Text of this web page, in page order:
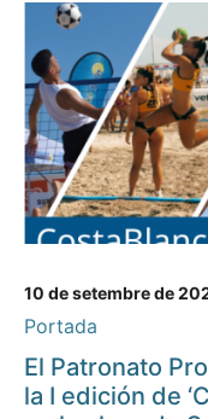
10 de setembre de
Portada
El Patronato
la I edición de